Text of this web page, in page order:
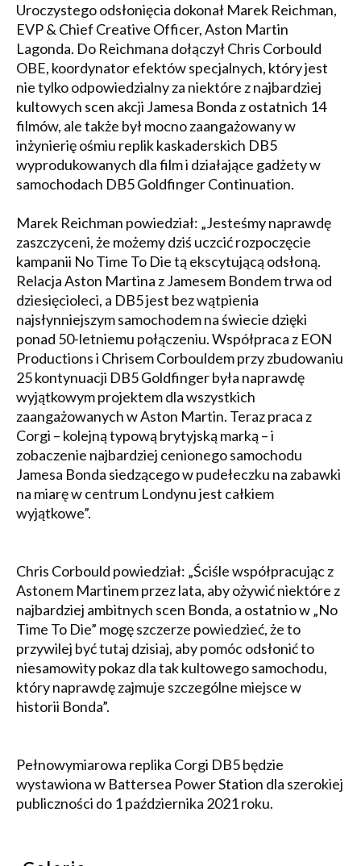
Uroczystego odsłonięcia dokonał Marek Reichman,
EVP & Chief Creative Officer, Aston Martin
Lagonda. Do Reichmana dołączył Chris Corbould
OBE, koordynator efektów specjalnych, który jest
nie tylko odpowiedzialny za niektóre z najbardziej
kultowych scen akcji Jamesa Bonda z ostatnich 14
filmów, ale także był mocno zaangażowany w
inżynierię ośmiu replik kaskaderskich DB5
wyprodukowanych dla film i działające gadżety w
samochodach DB5 Goldfinger Continuation.
Marek Reichman powiedział: „Jesteśmy naprawdę
zaszczyceni, że możemy dziś uczcić rozpoczęcie
kampanii No Time To Die tą ekscytującą odsłoną.
Relacja Aston Martina z Jamesem Bondem trwa od
dziesięcioleci, a DB5 jest bez wątpienia
najsłynniejszym samochodem na świecie dzięki
ponad 50-letniemu połączeniu. Współpraca z EON
Productions i Chrisem Corbouldem przy zbudowaniu
25 kontynuacji DB5 Goldfinger była naprawdę
wyjątkowym projektem dla wszystkich
zaangażowanych w Aston Martin. Teraz praca z
Corgi – kolejną typową brytyjską marką – i
zobaczenie najbardziej cenionego samochodu
Jamesa Bonda siedzącego w pudełeczku na zabawki
na miarę w centrum Londynu jest całkiem
wyjątkowe”.
Chris Corbould powiedział: „Ściśle współpracując z
Astonem Martinem przez lata, aby ożywić niektóre z
najbardziej ambitnych scen Bonda, a ostatnio w „No
Time To Die” mogę szczerze powiedzieć, że to
przywilej być tutaj dzisiaj, aby pomóc odsłonić to
niesamowity pokaz dla tak kultowego samochodu,
który naprawdę zajmuje szczególne miejsce w
historii Bonda”.
Pełnowymiarowa replika Corgi DB5 będzie
wystawiona w Battersea Power Station dla szerokiej
publiczności do 1 października 2021 roku.